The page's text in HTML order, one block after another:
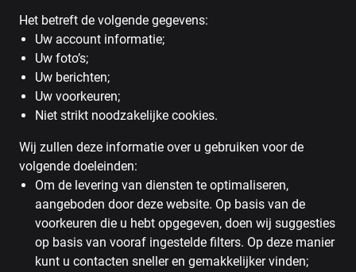
Het betreft de volgende gegevens:
Uw account informatie;
Uw foto’s;
Uw berichten;
Uw voorkeuren;
Niet strikt noodzakelijke cookies.
Wij zullen deze informatie over u gebruiken voor de
volgende doeleinden:
Om de levering van diensten te optimaliseren,
aangeboden door deze website. Op basis van de
voorkeuren die u hebt opgegeven, doen wij suggesties
op basis van vooraf ingestelde filters. Op deze manier
kunt u contacten sneller en gemakkelijker vinden;